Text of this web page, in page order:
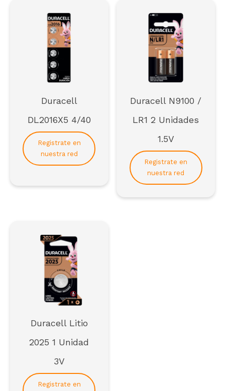
Duracell
DL2016X5 4/40
Registrate en
nuestra red
Duracell N9100 /
LR1 2 Unidades
1.5V
Registrate en
nuestra red
Duracell Litio
2025 1 Unidad
3V
Registrate en
Regístrate
Para formar parte de la red de distribuidores de